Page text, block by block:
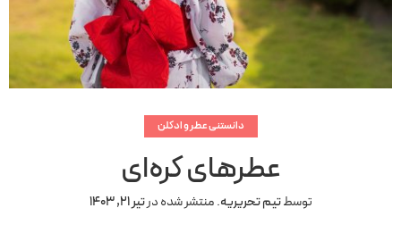
دانستنی عطر و ادکلن
عطرهای کره‌ای
توسطتیم تحریریه.منتشر شده درتیر 21, 1403